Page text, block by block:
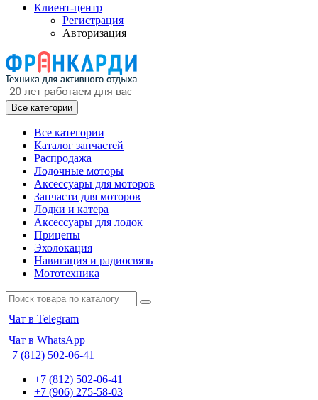
Клиент-центр
Регистрация
Авторизация
Все категории
Все категории
Каталог запчастей
Распродажа
Лодочные моторы
Аксессуары для моторов
Запчасти для моторов
Лодки и катера
Аксессуары для лодок
Прицепы
Эхолокация
Навигация и радиосвязь
Мототехника
Чат в Telegram
Чат в WhatsApp
+7 (812) 502-06-41
+7 (812) 502-06-41
+7 (906) 275-58-03